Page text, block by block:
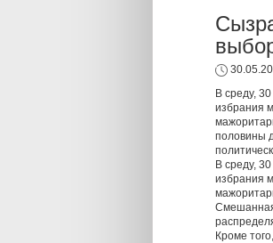
В среду,
избрания
половины
В среду,
избрания
Смешанная
Кроме